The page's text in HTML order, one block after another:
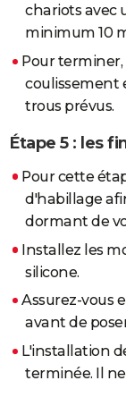
chariots avec
minimum 10
Pour terminer,
coulissement
trous prévus.
Étape 5 : les
Pour cette
d'habillage
dormant de
Installez les
silicone.
Assurez-vous
avant de
L'installation
terminée. Il